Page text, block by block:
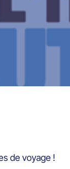
de voyage !